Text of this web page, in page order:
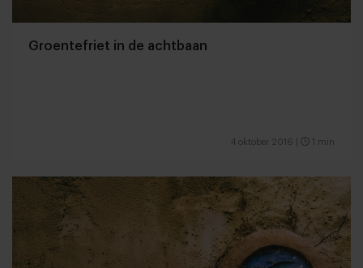
Groentefriet in de achtbaan
4 oktober 2016 1 min